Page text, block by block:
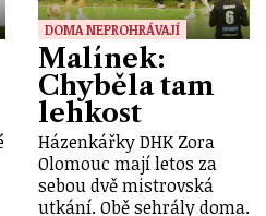
DOMA NEPROHRÁVAJÍ
Malínek:
Chyběla tam
lehkost
Házenkářky DHK Zora
Olomouc mají letos za
sebou dvě mistrovská
utkání. Obě sehrály doma.